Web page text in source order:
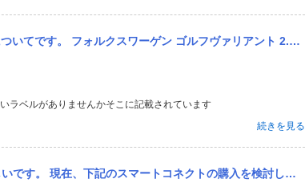
リアント 2.0 TSI スポーツライン(ゴルフ5と呼ばれてるものです)に乗っているのですが、どこにカラーコー...
ラベルがありませんかそこに記載されています
続きを見る
討しています。購入した後は、フォルクスワーゲンのゴルフ8に、typeCで接続して使用しようと思っています。